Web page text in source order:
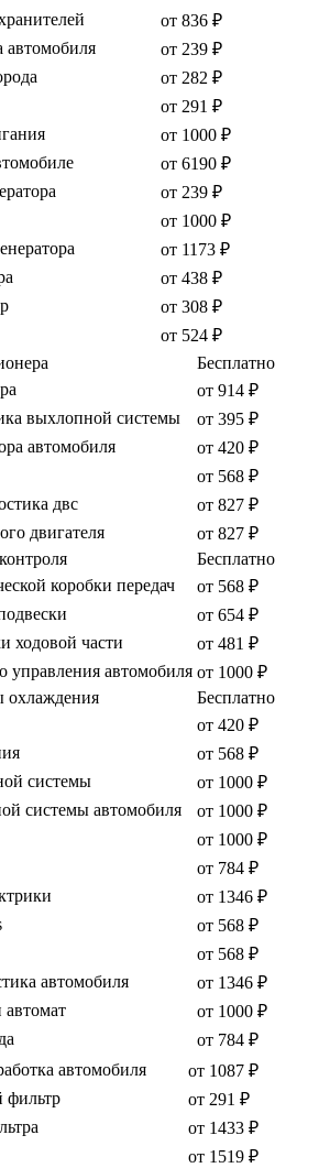
от 836 ₽
автомобиля
от 239 ₽
от 282 ₽
от 291 ₽
от 1000 ₽
от 6190 ₽
от 239 ₽
от 1000 ₽
от 1173 ₽
от 438 ₽
от 308 ₽
от 524 ₽
Бесплатно
от 914 ₽
выхлопной системы
от 395 ₽
автомобиля
от 420 ₽
от 568 ₽
двс
от 827 ₽
двигателя
от 827 ₽
Бесплатно
коробки передач
от 568 ₽
от 654 ₽
ходовой части
от 481 ₽
управления автомобиля от 1000 ₽
охлаждения
Бесплатно
от 420 ₽
от 568 ₽
системы
от 1000 ₽
системы автомобиля
от 1000 ₽
от 1000 ₽
от 784 ₽
от 1346 ₽
от 568 ₽
от 568 ₽
автомобиля
от 1346 ₽
автомат
от 1000 ₽
от 784 ₽
автомобиля
от 1087 ₽
фильтр
от 291 ₽
от 1433 ₽
от 1519 ₽